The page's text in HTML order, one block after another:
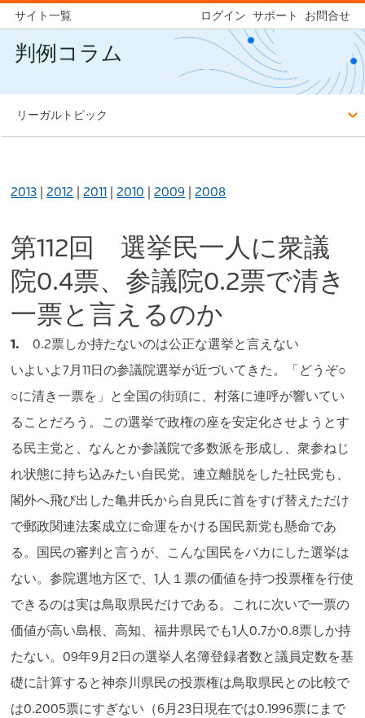
サイト一覧 ログイン サポート お問合せ
判例コラム
リーガルトピック
2013 |2012 |2011 |2010 |2009 |2008
第112回 選挙民一人に衆議
院0.4票、参議院0.2票で清き
一票と言えるのか
1.0.2票しか持たないのは公正な選挙と言えない
いよいよ7月11日の参議院選挙が近づいてきた。「どうぞ○
○に清き一票を」と全国の街頭に、村落に連呼が響いてい
ることだろう。この選挙で政権の座を安定化させようとす
る民主党と、なんとか参議院で多数派を形成し、衆参ねじ
れ状態に持ち込みたい自民党。連立離脱をした社民党も、
閣外へ飛び出した亀井氏から自見氏に首をすげ替えただけ
で郵政関連法案成立に命運をかける国民新党も懸命であ
る。国民の審判と言うが、こんな国民をバカにした選挙は
ない。参院選地方区で、1人１票の価値を持つ投票権を行使
できるのは実は鳥取県民だけである。これに次いで一票の
価値が高い島根、高知、福井県民でも1人0.7か0.8票しか持
たない。09年9月2日の選挙人名簿登録者数と議員定数を基
礎に計算すると神奈川県民の投票権は鳥取県民との比較で
は0.2005票にすぎない（6月23日現在では0.1996票にまで